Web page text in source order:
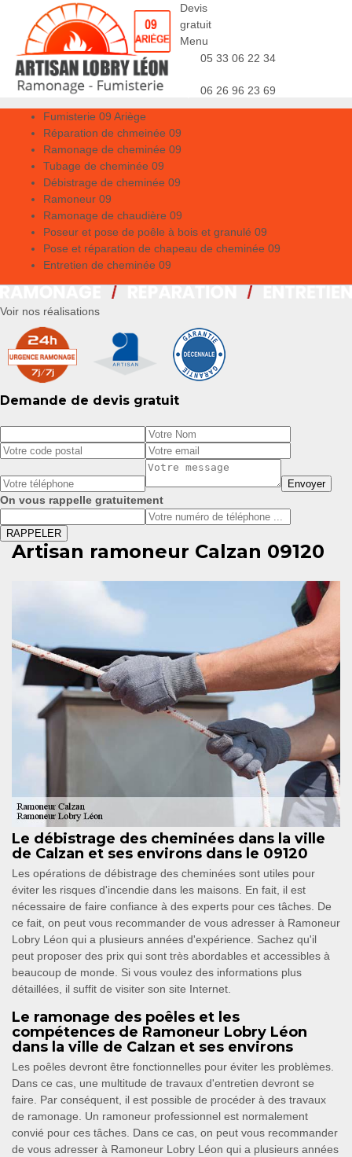
Devis
gratuit
Menu
05 33 06 22 34
06 26 96 23 69
Fumisterie 09 Ariège
Réparation de chmeinée 09
Ramonage de cheminée 09
Tubage de cheminée 09
Débistrage de cheminée 09
Ramoneur 09
Ramonage de chaudière 09
Poseur et pose de poêle à bois et granulé 09
Pose et réparation de chapeau de cheminée 09
Entretien de cheminée 09
Voir nos réalisations
Demande de devis gratuit
On vous rappelle gratuitement
Artisan ramoneur Calzan 09120
Le débistrage des cheminées dans la ville
de Calzan et ses environs dans le 09120
Les opérations de débistrage des cheminées sont utiles pour
éviter les risques d'incendie dans les maisons. En fait, il est
nécessaire de faire confiance à des experts pour ces tâches. De
ce fait, on peut vous recommander de vous adresser à Ramoneur
Lobry Léon qui a plusieurs années d'expérience. Sachez qu'il
peut proposer des prix qui sont très abordables et accessibles à
beaucoup de monde. Si vous voulez des informations plus
détaillées, il suffit de visiter son site Internet.
Le ramonage des poêles et les
compétences de Ramoneur Lobry Léon
dans la ville de Calzan et ses environs
Les poêles devront être fonctionnelles pour éviter les problèmes.
Dans ce cas, une multitude de travaux d'entretien devront se
faire. Par conséquent, il est possible de procéder à des travaux
de ramonage. Un ramoneur professionnel est normalement
convié pour ces tâches. Dans ce cas, on peut vous recommander
de vous adresser à Ramoneur Lobry Léon qui a plusieurs années